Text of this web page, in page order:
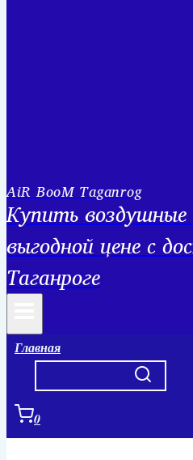
AiR BooM Taganrog
Купить
выгодной цене с
Таганроге
Главная
0